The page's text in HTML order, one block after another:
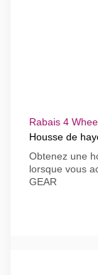
Rabais 4
Housse de
Obtenez une
lorsque vous
GEAR